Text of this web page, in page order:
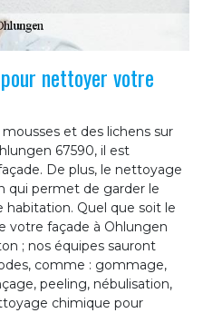
nettoyer votre
et des lichens sur
67590, il est
De plus, le nettoyage
qui permet de garder le
habitation. Quel que soit le
votre façade à Ohlungen
; nos équipes sauront
comme : gommage,
peeling, nébulisation,
chimique pour